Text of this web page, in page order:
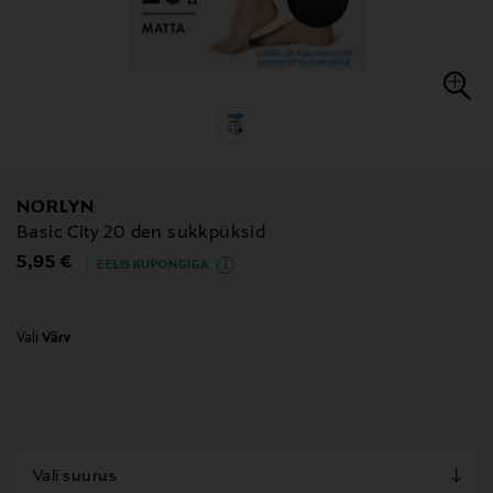
NORLYN
Basic City 20 den sukkpüksid
Original Price
5,95 € EELIS KUPONGIGA
Vali Värv